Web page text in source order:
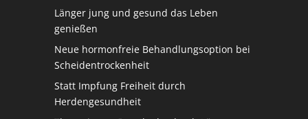
Länger jung und gesund das Leben
genießen
Neue hormonfreie Behandlungsoption bei
Scheidentrockenheit
Statt Impfung Freiheit durch
Herdengesundheit